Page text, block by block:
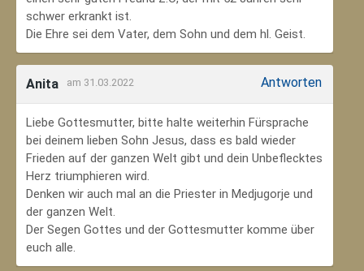
schwer erkrankt ist.
Die Ehre sei dem Vater, dem Sohn und dem hl. Geist.
Anita am 31.03.2022 Antworten
Liebe Gottesmutter, bitte halte weiterhin Fürsprache
bei deinem lieben Sohn Jesus, dass es bald wieder
Frieden auf der ganzen Welt gibt und dein Unbeflecktes
Herz triumphieren wird.
Denken wir auch mal an die Priester in Medjugorje und
der ganzen Welt.
Der Segen Gottes und der Gottesmutter komme über
euch alle.